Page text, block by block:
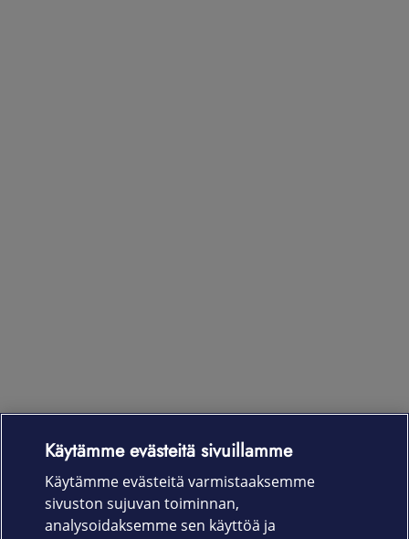
Laitteet & liittymät
Palvelut
Käytämme evästeitä sivuillamme
Käytämme evästeitä varmistaaksemme
sivuston sujuvan toiminnan,
analysoidaksemme sen käyttöä ja